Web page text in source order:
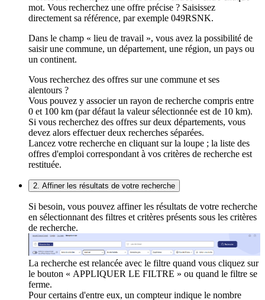
mot. Vous recherchez une offre précise ? Saisissez
directement sa référence, par exemple 049RSNK.
Dans le champ « lieu de travail », vous avez la possibilité de
saisir une commune, un département, une région, un pays ou
un continent.
Vous recherchez des offres sur une commune et ses
alentours ?
Vous pouvez y associer un rayon de recherche compris entre
0 et 100 km (par défaut la valeur sélectionnée est de 10 km).
Si vous recherchez des offres sur deux départements, vous
devez alors effectuer deux recherches séparées.
Lancez votre recherche en cliquant sur la loupe ; la liste des
offres d'emploi correspondant à vos critères de recherche est
restituée.
2. Affiner les résultats de votre recherche
Si besoin, vous pouvez affiner les résultats de votre recherche
en sélectionnant des filtres et critères présents sous les critères
de recherche.
La recherche est relancée avec le filtre quand vous cliquez sur
le bouton « APPLIQUER LE FILTRE » ou quand le filtre se
ferme.
Pour certains d'entre eux, un compteur indique le nombre